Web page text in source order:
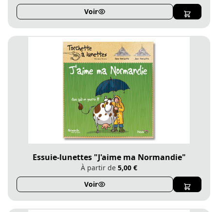
Voir
Essuie-lunettes "J'aime ma Normandie"
À partir de 5,00 €
Voir